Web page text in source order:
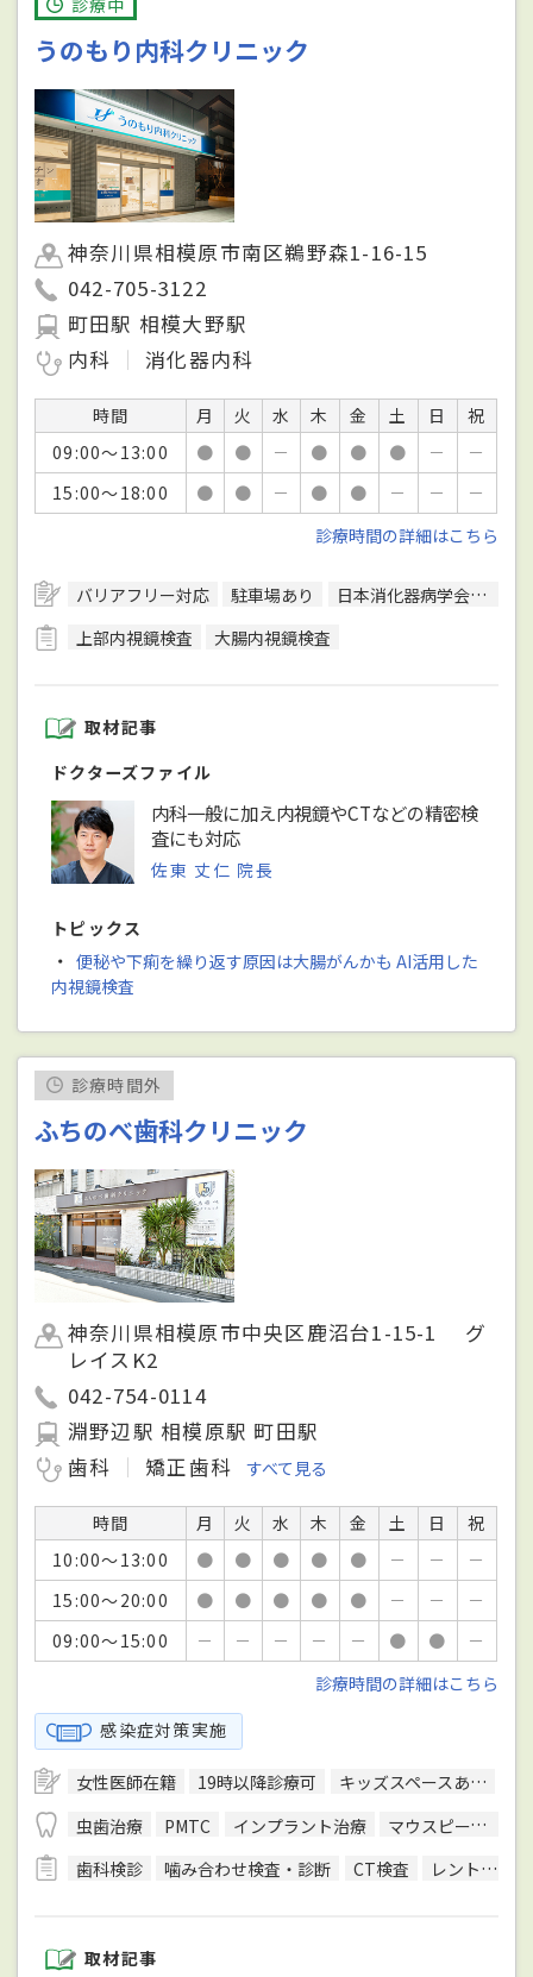
うのもり内科クリニック
神奈川県相模原市南区鵜野森1-16-15
042-705-3122
町田駅 相模大野駅
内科
消化器内科
時間 月 火 水 木 金 土 日
祝
09:00～13:00
● ● － ● ● ● －
－
15:00～18:00
● ● － ● ● － －
－
診療時間の詳細はこちら
バリアフリー対応 駐車場あり
日本消化器病学会消化器病専門医
上部内視鏡検査
大腸内視鏡検査
取材記事
ドクターズファイル
内科一般に加え内視鏡やCTなどの精密検
査にも対応
佐東 丈仁 院長
トピックス
・ 便秘や下痢を繰り返す原因は大腸がんかも AI活用した
内視鏡検査
診療時間外
ふちのべ歯科クリニック
神奈川県相模原市中央区鹿沼台1-15-1 グ
レイスK2
042-754-0114
淵野辺駅 相模原駅 町田駅
歯科
矯正歯科 すべて見る
時間 月 火 水 木 金 土 日
祝
10:00～13:00
● ● ● ● ● － －
－
15:00～20:00
● ● ● ● ● － －
－
09:00～15:00
－ － － － － ● ●
－
診療時間の詳細はこちら
感染症対策実施
女性医師在籍 19時以降診療可 キッズスペースあり
虫歯治療
PMTC インプラント治療
マウスピース型装置を用いた矯正
歯科検診
噛み合わせ検査・診断 CT検査 レントゲン検査
取材記事